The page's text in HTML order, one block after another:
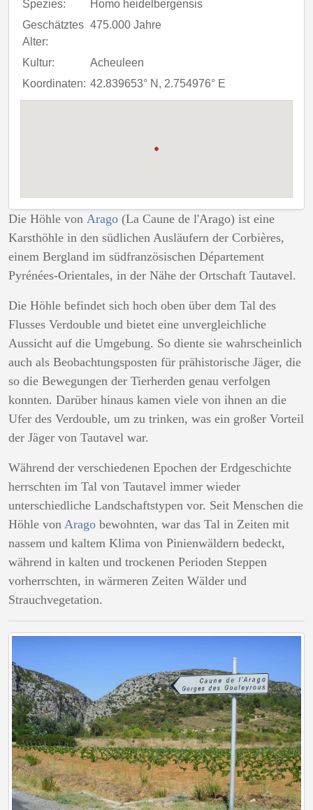
Spezies:
Homo heidelbergensis
Geschätztes
Alter:
475.000 Jahre
Kultur:
Acheuleen
Koordinaten: 42.839653° N, 2.754976° E
Die Höhle von Arago (La Caune de l'Arago) ist eine
Karsthöhle in den südlichen Ausläufern der Corbières,
einem Bergland im südfranzösischen Département
Pyrénées-Orientales, in der Nähe der Ortschaft Tautavel.
Die Höhle befindet sich hoch oben über dem Tal des
Flusses Verdouble und bietet eine unvergleichliche
Aussicht auf die Umgebung. So diente sie wahrscheinlich
auch als Beobachtungsposten für prähistorische Jäger, die
so die Bewegungen der Tierherden genau verfolgen
konnten. Darüber hinaus kamen viele von ihnen an die
Ufer des Verdouble, um zu trinken, was ein großer Vorteil
der Jäger von Tautavel war.
Während der verschiedenen Epochen der Erdgeschichte
herrschten im Tal von Tautavel immer wieder
unterschiedliche Landschaftstypen vor. Seit Menschen die
Höhle von Arago bewohnten, war das Tal in Zeiten mit
nassem und kaltem Klima von Pinienwäldern bedeckt,
während in kalten und trockenen Perioden Steppen
vorherrschten, in wärmeren Zeiten Wälder und
Strauchvegetation.